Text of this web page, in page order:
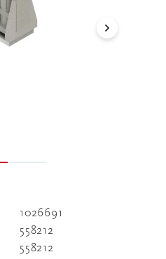
1026691
558212
558212